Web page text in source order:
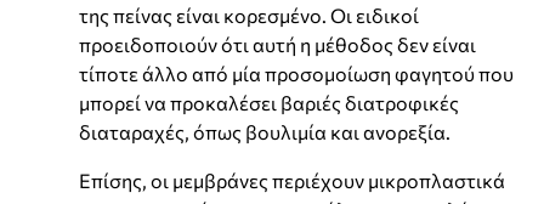
της πείνας είναι κορεσμένο. Οι ειδικοί
προειδοποιούν ότι αυτή η μέθοδος δεν είναι
τίποτε άλλο από μία προσομοίωση φαγητού που
μπορεί να προκαλέσει βαριές διατροφικές
διαταραχές, όπως βουλιμία και ανορεξία.
Επίσης, οι μεμβράνες περιέχουν μικροπλαστικά